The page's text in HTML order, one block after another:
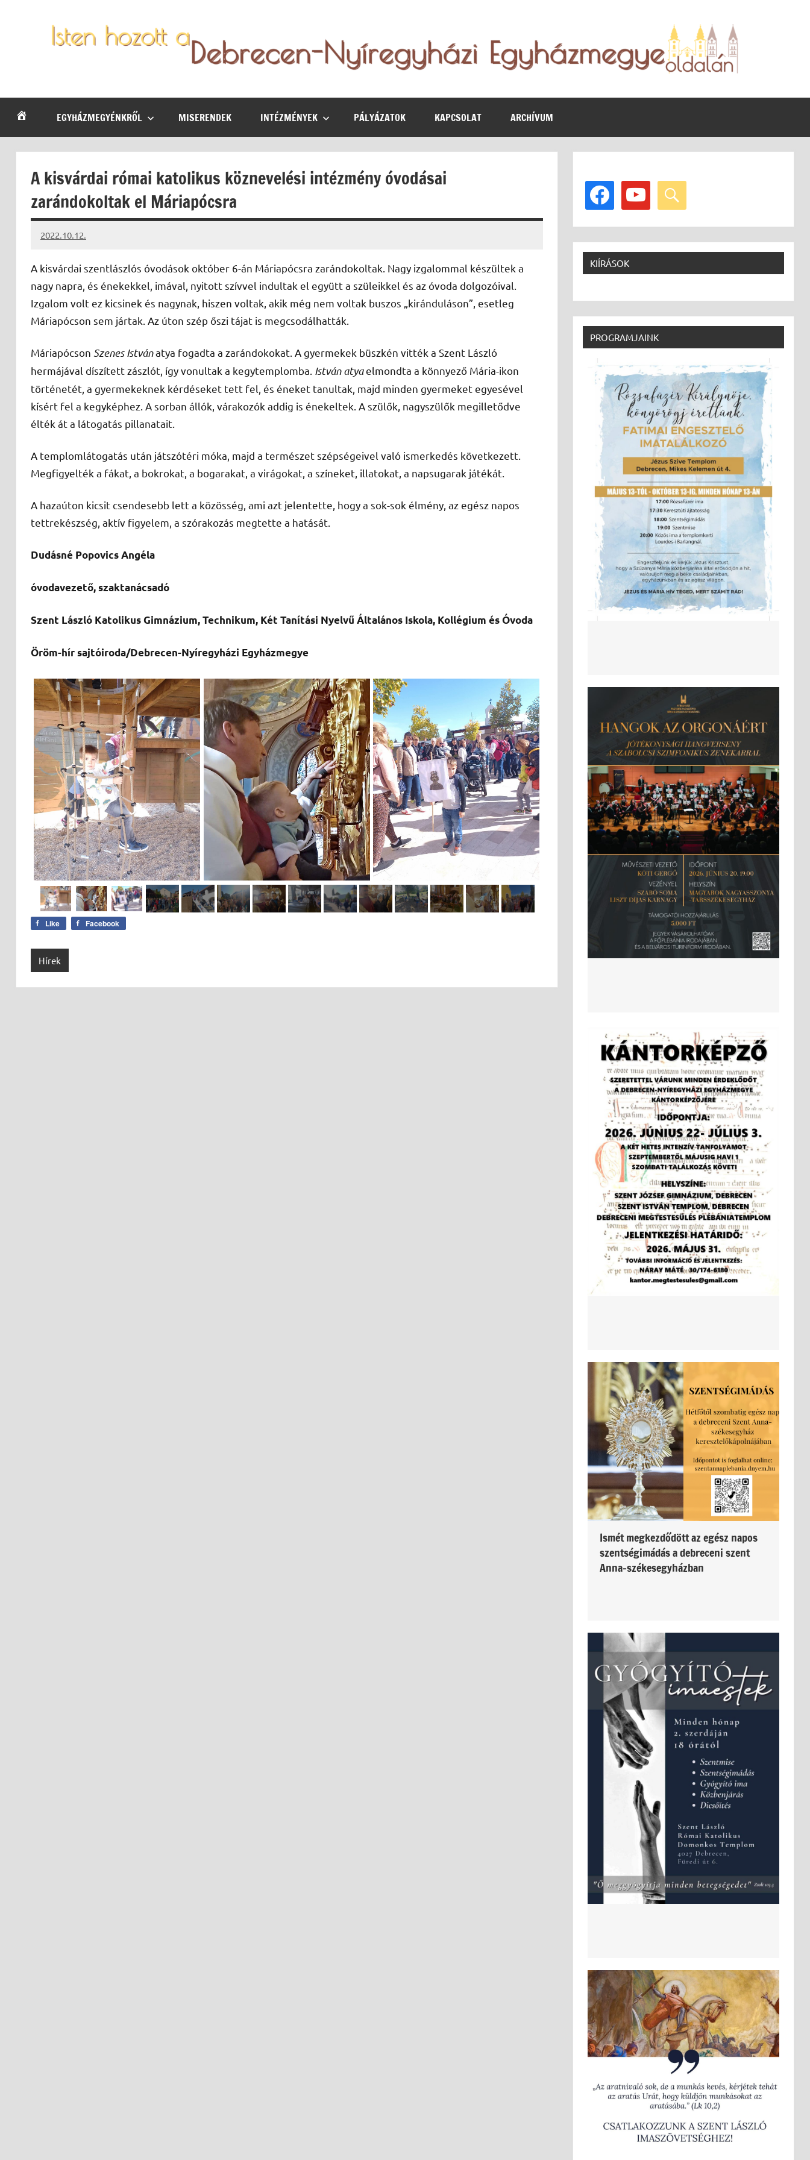
Debrecen-
Nyíregyházi
Egyházmegye
hírei,
programjaiEGYHÁZMEGYÉNKRŐL MISERENDEK INTÉZMÉNYEK PÁLYÁZATOK KAPCSOLAT ARCHÍVUM
A kisvárdai római katolikus köznevelési intézmény óvodásai
zarándokoltak el Máriapócsra
2022.10.12.
kovacs.agi
A kisvárdai szentlászlós óvodások október 6-án Máriapócsra zarándokoltak. Nagy izgalommal készültek a
nagy napra, és énekekkel, imával, nyitott szívvel indultak el együtt a szüleikkel és az óvoda dolgozóival.
Izgalom volt ez kicsinek és nagynak, hiszen voltak, akik még nem voltak buszos „kiránduláson”, esetleg
Máriapócson sem jártak. Az úton szép őszi tájat is megcsodálhatták.
Máriapócson Szenes Istvánatya fogadta a zarándokokat. A gyermekek büszkén vitték a Szent László
hermájával díszített zászlót, így vonultak a kegytemplomba. István atyaelmondta a könnyező Mária-ikon
történetét, a gyermekeknek kérdéseket tett fel, és éneket tanultak, majd minden gyermeket egyesével
kísért fel a kegyképhez. A sorban állók, várakozók addig is énekeltek. A szülők, nagyszülők megilletődve
élték át a látogatás pillanatait.
A templomlátogatás után játszótéri móka, majd a természet szépségeivel való ismerkedés következett.
Megfigyelték a fákat, a bokrokat, a bogarakat, a virágokat, a színeket, illatokat, a napsugarak játékát.
A hazaúton kicsit csendesebb lett a közösség, ami azt jelentette, hogy a sok-sok élmény, az egész napos
tettrekészség, aktív figyelem, a szórakozás megtette a hatását.
Dudásné Popovics Angéla
óvodavezető, szaktanácsadó
Szent László Katolikus Gimnázium, Technikum, Két Tanítási Nyelvű Általános Iskola, Kollégium és Óvoda
Öröm-hír sajtóiroda/Debrecen-Nyíregyházi Egyházmegye
Like Facebook
Hírek
facebook youtube search
KIÍRÁSOK
PROGRAMJAINK
Ismét megkezdődött az egész napos
szentségimádás a debreceni szent
Anna-székesegyházban